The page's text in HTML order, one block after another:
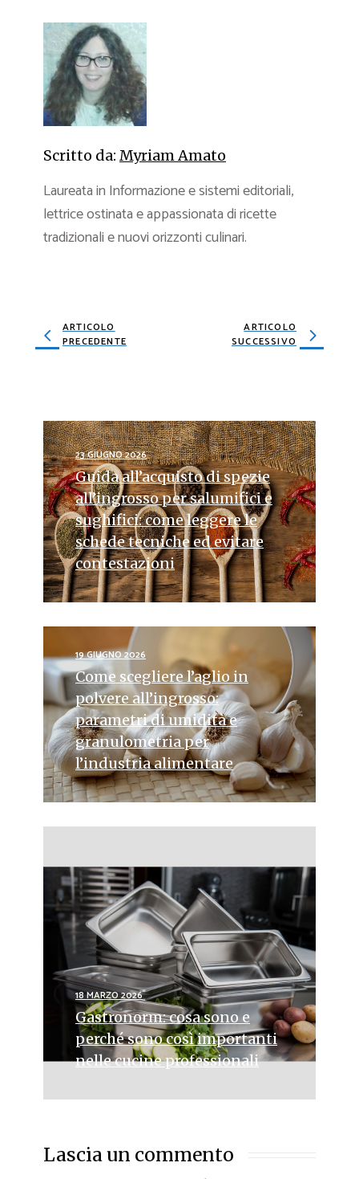
Scritto da: Myriam Amato
Laureata in Informazione e sistemi editoriali,
lettrice ostinata e appassionata di ricette
tradizionali e nuovi orizzonti culinari.
ARTICOLO
PRECEDENTE
ARTICOLO
SUCCESSIVO
23 GIUGNO 2026
Guida all’acquisto di spezie
all’ingrosso per salumifici e
sughifici: come leggere le
schede tecniche ed evitare
contestazioni
19 GIUGNO 2026
Come scegliere l’aglio in
polvere all’ingrosso:
parametri di umidità e
granulometria per
l’industria alimentare
18 MARZO 2026
Gastronorm: cosa sono e
perché sono così importanti
nelle cucine professionali
Lascia un commento